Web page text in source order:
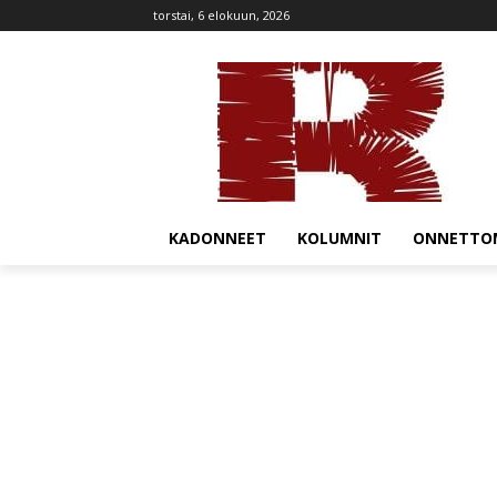
torstai, 6 elokuun, 2026
KADONNEET KOLUMNIT